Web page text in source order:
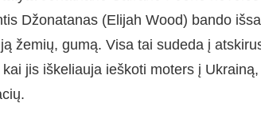
Džonatanas (Elijah Wood) bando
žemių, gumą. Visa tai sudeda į
jis iškeliauja ieškoti moters į